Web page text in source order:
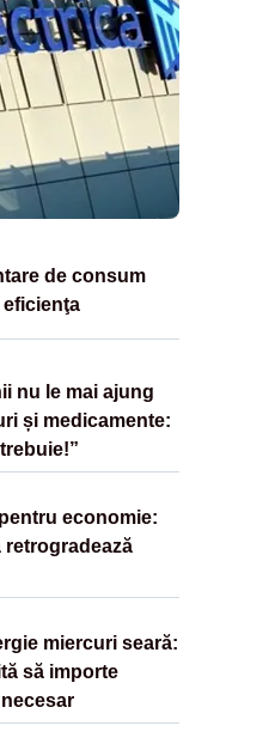
de consum
nu le mai ajung
și medicamente:
economie:
retrogradează
miercuri seară:
să importe